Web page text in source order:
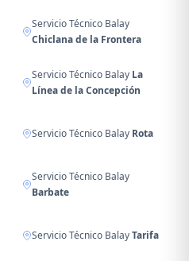
Servicio Técnico Balay
Chiclana de la Frontera
Servicio Técnico Balay La
Línea de la Concepción
Servicio Técnico Balay Rota
Servicio Técnico Balay
Barbate
Servicio Técnico BalayTarifa